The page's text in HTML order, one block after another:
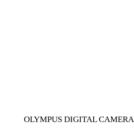
OLYMPUS DIGITAL CAMERA